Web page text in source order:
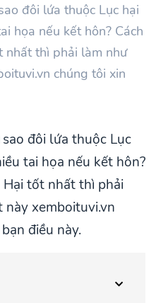
đôi lứa thuộc Lục hại
họa nếu kết hôn? Cách
nhất thì phải làm như
chúng tôi xin
đôi lứa thuộc Lục
tai họa nếu kết hôn?
Hại tốt nhất thì phải
này xemboituvi.vn
điều này.